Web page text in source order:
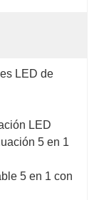
LED de
LED
5 en 1
5 en 1 con